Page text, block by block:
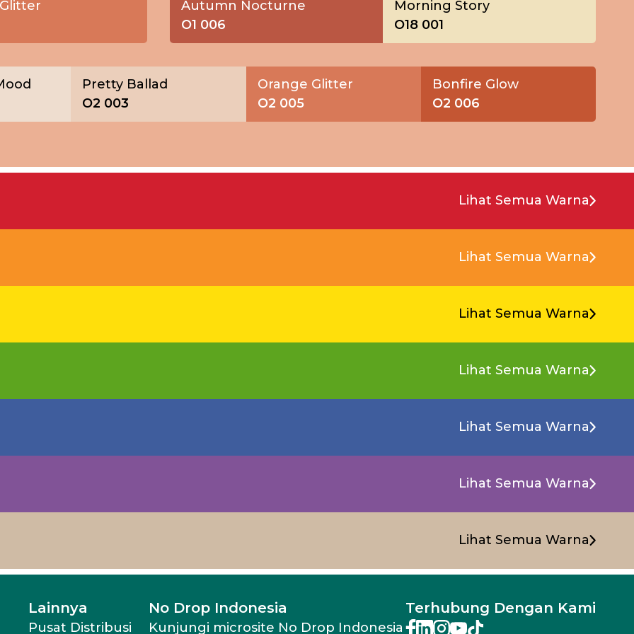
Autumn Nocturne
O1 006
Morning Story
O18 001
Pretty Ballad
O2 003
Orange Glitter
O2 005
Bonfire Glow
O2 006
Lihat Semua Warna
Lihat Semua Warna
Lihat Semua Warna
Lihat Semua Warna
Lihat Semua Warna
Lihat Semua Warna
Lihat Semua Warna
Lainnya
Pusat Distribusi
No Drop Indonesia
Kunjungi microsite No Drop Indonesia
Terhubung Dengan Kami